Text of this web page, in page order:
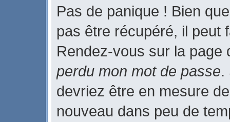
Pas de panique ! Bien
pas être récupéré, il peut
Rendez-vous sur la
perdu mon mot de passe.
devriez être en mesure
nouveau dans peu de